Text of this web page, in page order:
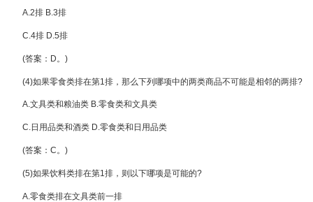
A.2排 B.3排
C.4排 D.5排
(答案：D。)
(4)如果零食类排在第1排，那么下列哪项中的两类商品不可能是相邻的两排?
A.文具类和粮油类 B.零食类和文具类
C.日用品类和酒类 D.零食类和日用品类
(答案：C。)
(5)如果饮料类排在第1排，则以下哪项是可能的?
A.零食类排在文具类前一排